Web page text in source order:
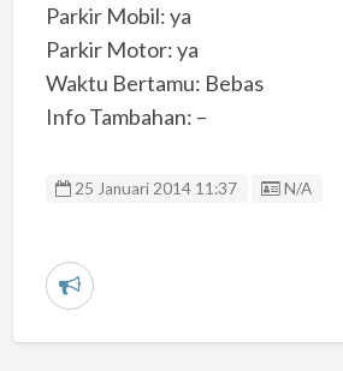
Parkir Mobil: ya
Parkir Motor: ya
Waktu Bertamu: Bebas
Info Tambahan: –
25 Januari 2014 11:37 Listing ID
N/A
L